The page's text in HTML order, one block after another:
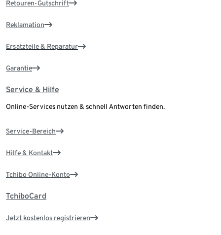
Retouren-Gutschrift
Reklamation
Ersatzteile & Reparatur
Garantie
Service & Hilfe
Online-Services nutzen & schnell Antworten finden.
Service-Bereich
Hilfe & Kontakt
Tchibo Online-Konto
TchiboCard
Jetzt kostenlos registrieren